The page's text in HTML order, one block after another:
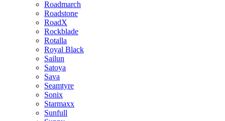
Roadmarch
Roadstone
RoadX
Rockblade
Rotalla
Royal Black
Sailun
Satoya
Sava
Seamtyre
Sonix
Starmaxx
Sunfull